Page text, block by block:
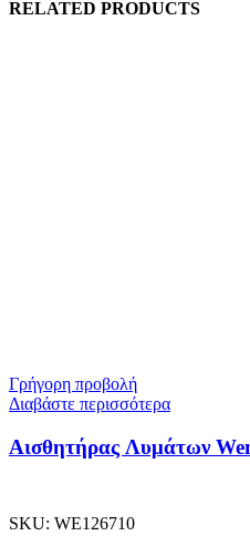
RELATED PRODUCTS
Γρήγορη προβολή
Διαβάστε περισσότερα
Αισθητήρας Λυμάτων
SKU: WE126710